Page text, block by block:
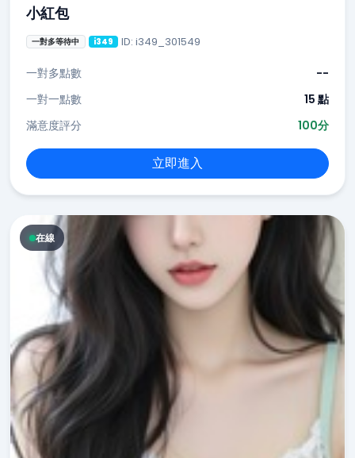
小紅包
一對多等待中 i349 ID: i349_301549
一對多點數
--
一對一點數
15 點
滿意度評分
100分
立即進入
在線